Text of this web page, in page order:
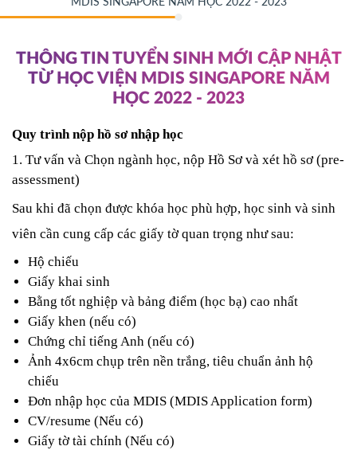
THÔNG TIN TUYỂN SINH MỚI CẬP NHẬT
TỪ HỌC VIỆN MDIS SINGAPORE NĂM
HỌC 2022 - 2023
Quy trình nộp hồ sơ nhập học
1. Tư vấn và Chọn ngành học, nộp Hồ Sơ và xét hồ sơ (pre-
assessment)
Sau khi đã chọn được khóa học phù hợp, học sinh và sinh
viên cần cung cấp các giấy tờ quan trọng như sau:
Hộ chiếu
Giấy khai sinh
Bằng tốt nghiệp và bảng điểm (học bạ) cao nhất
Giấy khen (nếu có)
Chứng chỉ tiếng Anh (nếu có)
Ảnh 4x6cm chụp trên nền trắng, tiêu chuẩn ảnh hộ
chiếu
Đơn nhập học của MDIS (MDIS Application form)
CV/resume (Nếu có)
Giấy tờ tài chính (Nếu có)